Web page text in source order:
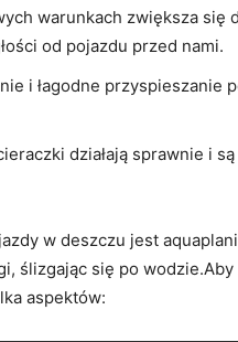
warunkach zwiększa się
od pojazdu przed nami.
i ⁤łagodne przyspieszanie
działają sprawnie⁣ i
w deszczu jest
​ślizgając się po
aspektów: